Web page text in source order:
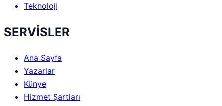
Teknoloji
SERVİSLER
Ana Sayfa
Yazarlar
Künye
Hizmet Şartları